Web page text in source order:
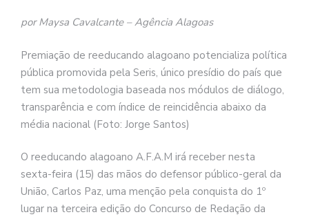
por Maysa Cavalcante – Agência Alagoas
Premiação de reeducando alagoano potencializa política
pública promovida pela Seris, único presídio do país que
tem sua metodologia baseada nos módulos de diálogo,
transparência e com índice de reincidência abaixo da
média nacional (Foto: Jorge Santos)
O reeducando alagoano A.F.A.M irá receber nesta
sexta-feira (15) das mãos do defensor público-geral da
União, Carlos Paz, uma menção pela conquista do 1º
lugar na terceira edição do Concurso de Redação da